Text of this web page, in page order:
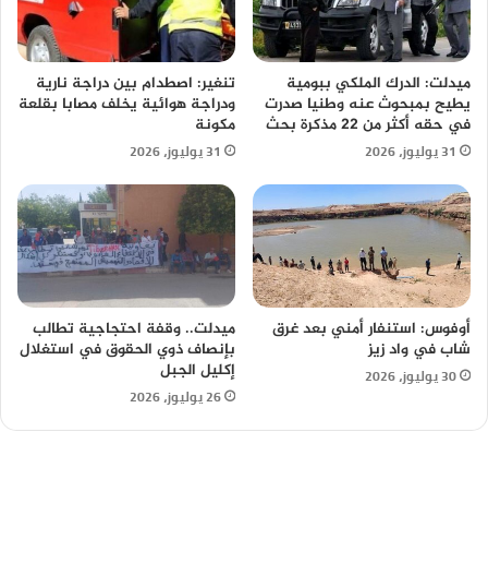
ميدلت: الدرك الملكي ببومية
يطيح بمبحوث عنه وطنيا صدرت
في حقه أكثر من 22 مذكرة بحث
31 يوليوز، 2026
تنغير: اصطدام بين دراجة نارية
ودراجة هوائية يخلف مصابا بقلعة
مكونة
31 يوليوز، 2026
أوفوس: استنفار أمني بعد غرق
شاب في واد زيز
30 يوليوز، 2026
ميدلت.. وقفة احتجاجية تطالب
بإنصاف ذوي الحقوق في استغلال
إكليل الجبل
26 يوليوز، 2026